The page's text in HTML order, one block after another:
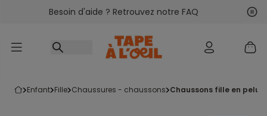
Accéder au contenu
Besoin d'aide ? Retrouvez notre FAQ
enfant fille chaussures - chaussons chaussons fille en